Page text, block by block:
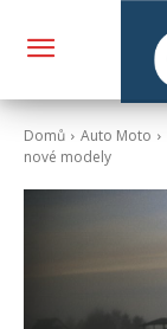
Domů Auto Moto
nové modely